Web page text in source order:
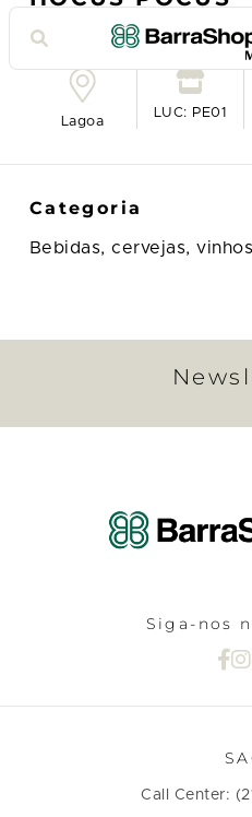
Ver
Lagoa
LUC: PE01
Categoria
Bebidas, cervejas, vinhos
Siga-nos
Call Center: